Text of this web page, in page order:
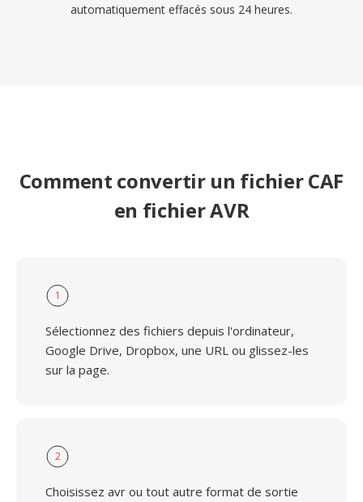
automatiquement effacés sous 24 heures.
Comment convertir un fichier CAF
en fichier AVR
1
Sélectionnez des fichiers depuis l'ordinateur,
Google Drive, Dropbox, une URL ou glissez-les
sur la page.
2
Choisissez avr ou tout autre format de sortie